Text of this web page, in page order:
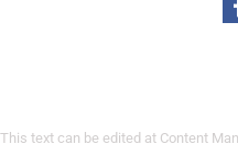
This text can be edited at Content